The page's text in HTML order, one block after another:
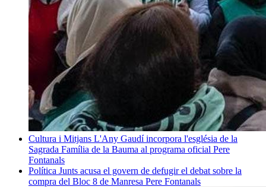
Cultura i Mitjans L'Any Gaudí incorpora l'església de la
Sagrada Família de la Bauma al programa oficial Pere
Fontanals
Política Junts acusa el govern de defugir el debat sobre la
compra del Bloc 8 de Manresa Pere Fontanals